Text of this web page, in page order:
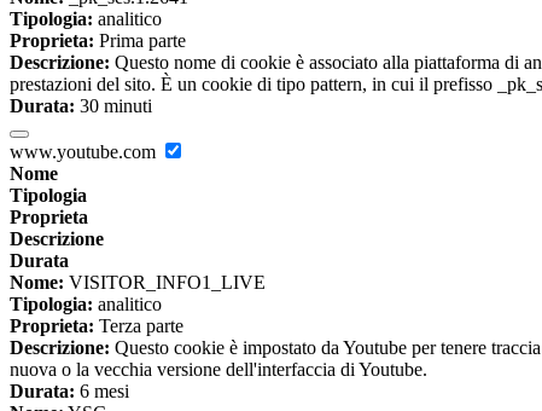
Tipologia: analitico
Proprieta: Prima parte
Descrizione: Questo nome di cookie è associato alla piattaforma di
prestazioni del sito. È un cookie di tipo pattern, in cui il prefisso
Durata: 30 minuti
www.youtube.com
Nome
Tipologia
Proprieta
Descrizione
Durata
Nome: VISITOR_INFO1_LIVE
Tipologia: analitico
Proprieta: Terza parte
Descrizione: Questo cookie è impostato da Youtube per tenere
nuova o la vecchia versione dell'interfaccia di Youtube.
Durata: 6 mesi